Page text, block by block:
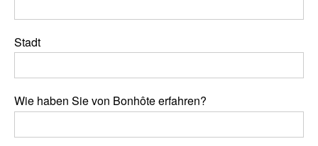
Stadt
Wie haben Sie von Bonhôte erfahren?